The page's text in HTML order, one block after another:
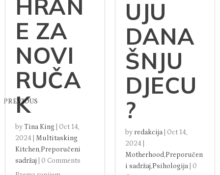
PREVIOUS
OSTAT
KE
HRAN
E ZA
NOVI
RUČA
VA I
SERIJA
OBLIK
UJU
DANA
ŠNJU
DJECU